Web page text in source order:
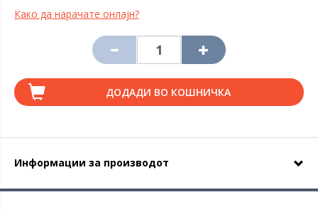
Како да нарачате онлајн?
ДОДАДИ ВО КОШНИЧКА
Информации за производот